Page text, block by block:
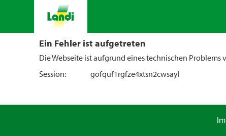
Ein Fehler ist aufgetreten
Die Webseite ist aufgrund eines technischen
Session:
gofquf1rgfze4xtsn2cwsayl